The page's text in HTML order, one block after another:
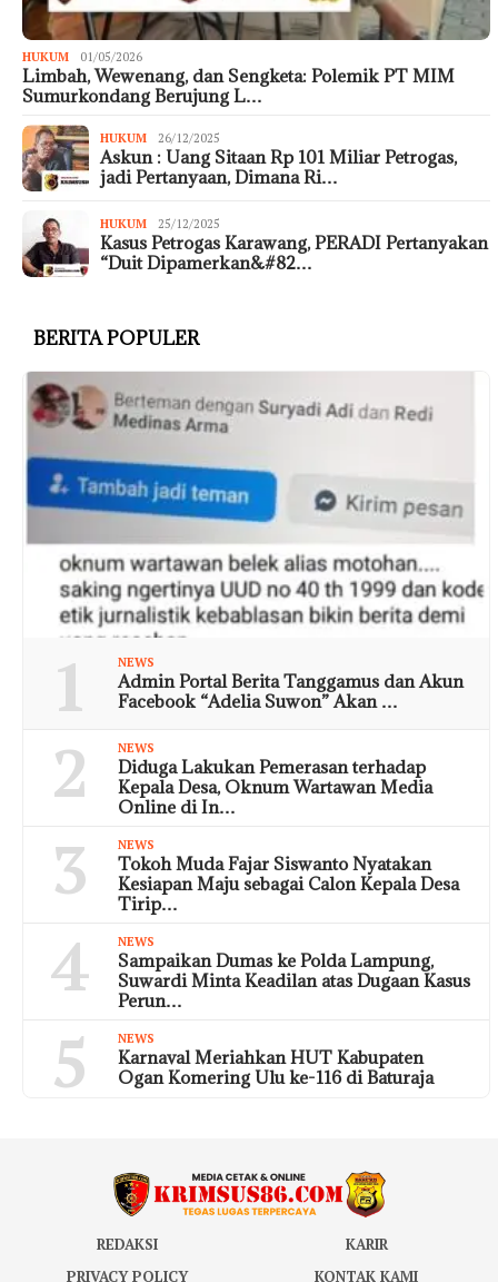
HUKUM 01/05/2026
Limbah, Wewenang, dan Sengketa: Polemik PT MIM
Sumurkondang Berujung L…
HUKUM 26/12/2025
Askun : Uang Sitaan Rp 101 Miliar Petrogas,
jadi Pertanyaan, Dimana Ri…
HUKUM 25/12/2025
Kasus Petrogas Karawang, PERADI Pertanyakan
“Duit Dipamerkan&#82…
BERITA POPULER
1 NEWS
Admin Portal Berita Tanggamus dan Akun
Facebook “Adelia Suwon” Akan …
2 NEWS
Diduga Lakukan Pemerasan terhadap
Kepala Desa, Oknum Wartawan Media
Online di In…
3 NEWS
Tokoh Muda Fajar Siswanto Nyatakan
Kesiapan Maju sebagai Calon Kepala Desa
Tirip…
4 NEWS
Sampaikan Dumas ke Polda Lampung,
Suwardi Minta Keadilan atas Dugaan Kasus
Perun…
5 NEWS
Karnaval Meriahkan HUT Kabupaten
Ogan Komering Ulu ke-116 di Baturaja
REDAKSI
KARIR
PRIVACY POLICY
KONTAK KAMI